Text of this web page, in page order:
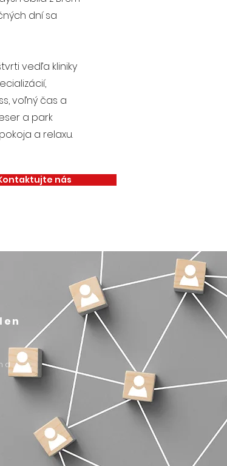
dní sa
vedľa kliniky
voľný čas a
a park
a relaxu.
nás